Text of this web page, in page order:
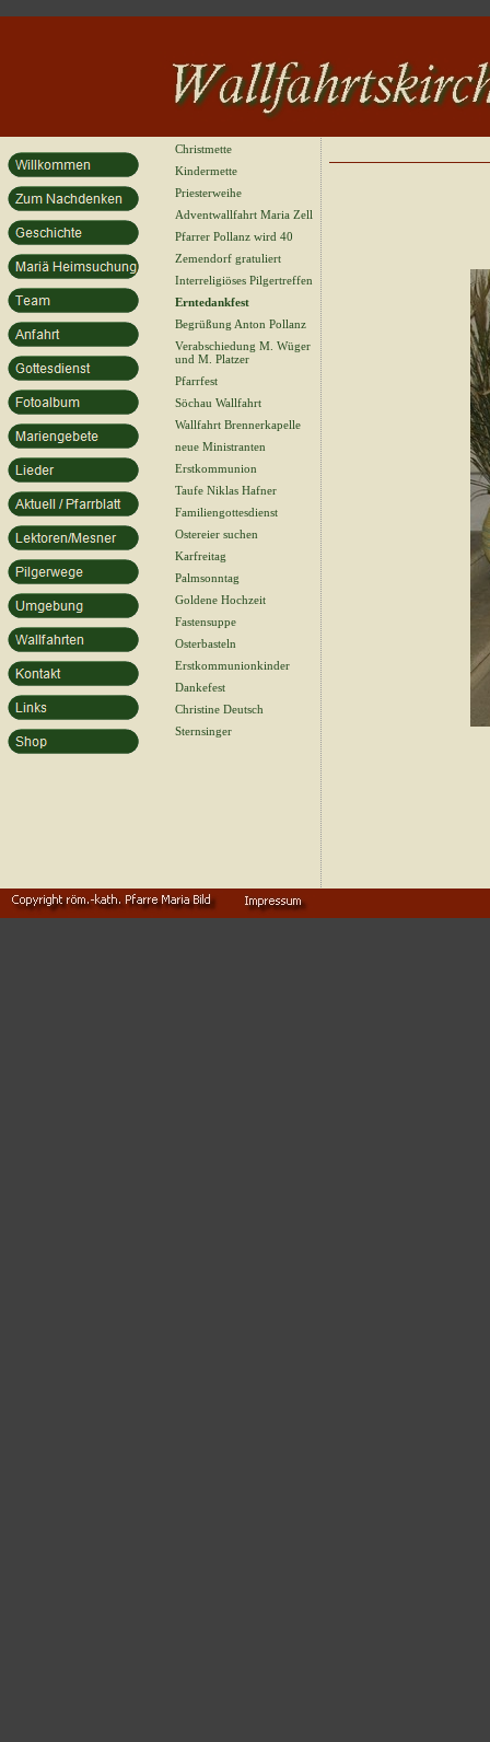
Christmette
Kindermette
Priesterweihe
Adventwallfahrt Maria Zell
Pfarrer Pollanz wird 40
Zemendorf gratuliert
Interreligiöses Pilgertreffen
Erntedankfest
Begrüßung Anton Pollanz
Verabschiedung M. Wüger
und M. Platzer
Pfarrfest
Söchau Wallfahrt
Wallfahrt Brennerkapelle
neue Ministranten
Erstkommunion
Taufe Niklas Hafner
Familiengottesdienst
Ostereier suchen
Karfreitag
Palmsonntag
Goldene Hochzeit
Fastensuppe
Osterbasteln
Erstkommunionkinder
Dankefest
Christine Deutsch
Sternsinger